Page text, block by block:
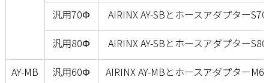
汎用70Φ
AIRINX AY-SBとホースアダプター
汎用80Φ
AIRINX AY-SBとホースアダプター
AY-MB
汎用60Φ
AIRINX AY-MBとホースアダプター